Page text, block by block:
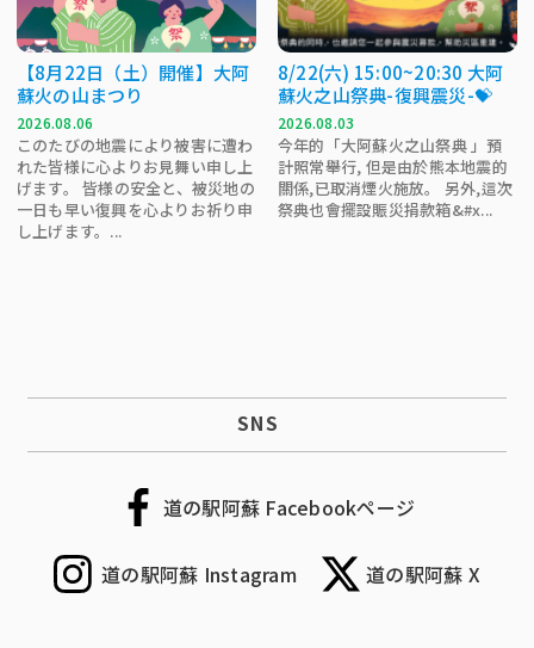
【8月22日（土）開催】大阿
蘇火の山まつり
2026.08.06
このたびの地震により被害に遭わ
れた皆様に心よりお見舞い申し上
げます。 皆様の安全と、被災地の
一日も早い復興を心よりお祈り申
し上げます。...
8/22(六) 15:00~20:30 大阿
蘇火之山祭典-復興震災-💝
2026.08.03
今年的「大阿蘇火之山祭典 」預
計照常舉行, 但是由於熊本地震的
關係,已取消煙火施放。 另外,這次
祭典也會擺設賑災捐款箱&#x...
SNS
道の駅阿蘇 Facebookページ
道の駅阿蘇 Instagram 道の駅阿蘇 X